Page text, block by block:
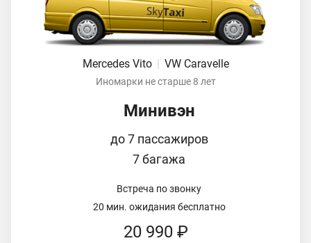
Mercedes Vito VW Caravelle
Иномарки не старше 8 лет
Минивэн
до 7 пассажиров
7 багажа
Встреча по звонку
20 мин. ожидания бесплатно
20 990 ₽